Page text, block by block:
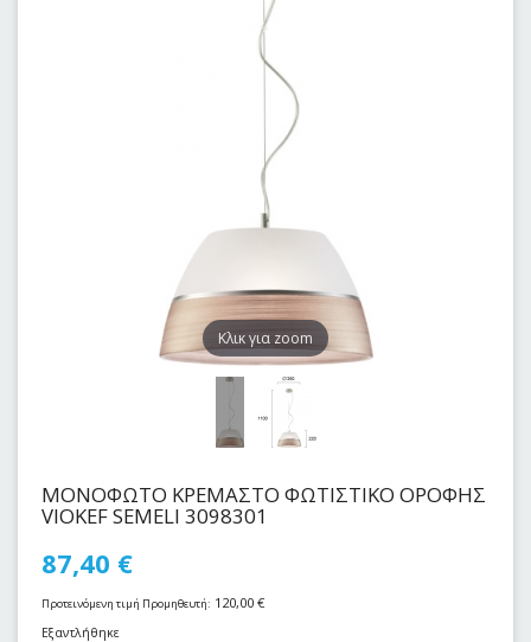
Kλικ για zoom
ΜΟΝΟΦΩΤΟ ΚΡΕΜΑΣΤΟ ΦΩΤΙΣΤΙΚΟ ΟΡΟΦΗΣ
VIOKEF SEMELI 3098301
87,40 €
Προτεινόμενη τιμή Προμηθευτή: 120,00 €
Εξαντλήθηκε